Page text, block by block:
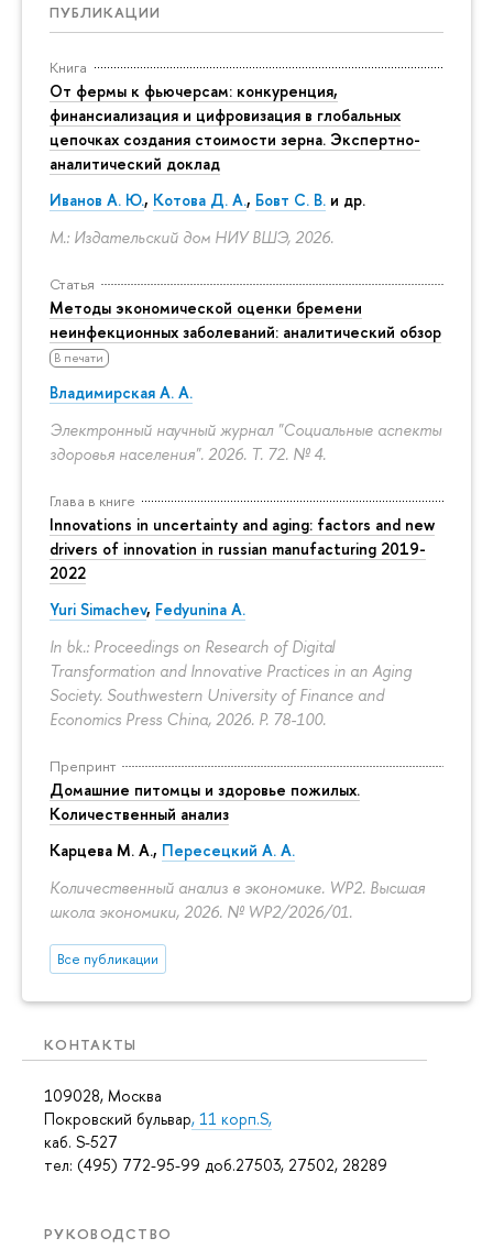
ПУБЛИКАЦИИ
Книга
От фермы к фьючерсам: конкуренция,
финансиализация и цифровизация в глобальных
цепочках создания стоимости зерна. Экспертно-
аналитический доклад
Иванов А. Ю., Котова Д. А., Бовт С. В. и др.
М.: Издательский дом НИУ ВШЭ, 2026.
Статья
Методы экономической оценки бремени
неинфекционных заболеваний: аналитический обзор
В печати
Владимирская А. А.
Электронный научный журнал "Социальные аспекты
здоровья населения". 2026. Т. 72. № 4.
Глава в книге
Innovations in uncertainty and aging: factors and new
drivers of innovation in russian manufacturing 2019-
2022
Yuri Simachev, Fedyunina A.
In bk.: Proceedings on Research of Digital
Transformation and Innovative Practices in an Aging
Society. Southwestern University of Finance and
Economics Press China, 2026. P. 78-100.
Препринт
Домашние питомцы и здоровье пожилых.
Количественный анализ
Карцева М. А., Пересецкий А. А.
Количественный анализ в экономике. WP2. Высшая
школа экономики, 2026. № WP2/2026/01.
Все публикации
КОНТАКТЫ
109028, Москва
Покровский бульвар, 11 корп.S,
каб. S-527
тел: (495) 772-95-99 доб.27503, 27502, 28289
РУКОВОДСТВО